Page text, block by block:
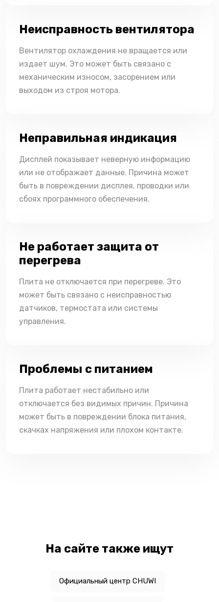
Неисправность вентилятора
Вентилятор охлаждения не вращается или
издает шум. Это может быть связано с
механическим износом, засорением или
выходом из строя мотора.
Неправильная индикация
Дисплей показывает неверную информацию
или не отображает данные. Причина может
быть в повреждении дисплея, проводки или
сбоях программного обеспечения.
Не работает защита от
перегрева
Плита не отключается при перегреве. Это
может быть связано с неисправностью
датчиков, термостата или системы
управления.
Проблемы с питанием
Плита работает нестабильно или
отключается без видимых причин. Причина
может быть в повреждении блока питания,
скачках напряжения или плохом контакте.
На сайте также ищут
Официальный центр CHUWI